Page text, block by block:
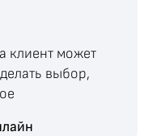
клиент может
выбор,